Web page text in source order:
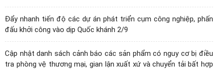
Đẩy nhanh tiến độ các dự án phát triển cụm công nghiệp, phấn
đấu khởi công vào dịp Quốc khánh 2/9
Cập nhật danh sách cảnh báo các sản phẩm có nguy cơ bị điều
tra phòng vệ thương mại, gian lận xuất xứ và chuyển tải bất hợp